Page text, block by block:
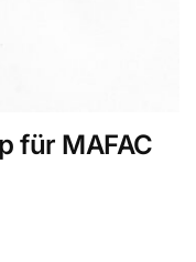
für MAFAC